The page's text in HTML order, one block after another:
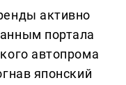
активно
портала
автопрома
японский